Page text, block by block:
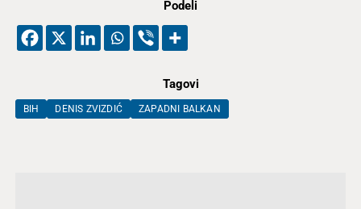
Podeli
Tagovi
BIH DENIS ZVIZDIĆ ZAPADNI BALKAN